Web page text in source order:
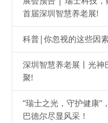
首届深圳智慧养老展!
科普|你忽视的这些因
深圳智慧养老展丨光
聚!
“瑞士之光，守护健康”
巴德尔尽显风采！